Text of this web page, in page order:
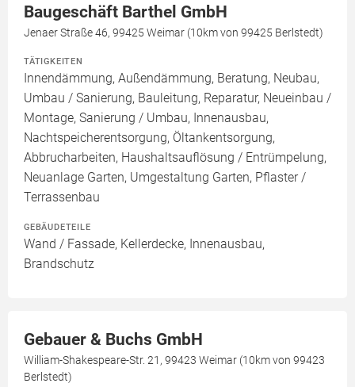
Baugeschäft Barthel GmbH
Jenaer Straße 46, 99425 Weimar (10km von 99425 Berlstedt)
TÄTIGKEITEN
Innendämmung, Außendämmung, Beratung, Neubau,
Umbau / Sanierung, Bauleitung, Reparatur, Neueinbau /
Montage, Sanierung / Umbau, Innenausbau,
Nachtspeicherentsorgung, Öltankentsorgung,
Abbrucharbeiten, Haushaltsauflösung / Entrümpelung,
Neuanlage Garten, Umgestaltung Garten, Pflaster /
Terrassenbau
GEBÄUDETEILE
Wand / Fassade, Kellerdecke, Innenausbau,
Brandschutz
Gebauer & Buchs GmbH
William-Shakespeare-Str. 21, 99423 Weimar (10km von 99423
Berlstedt)